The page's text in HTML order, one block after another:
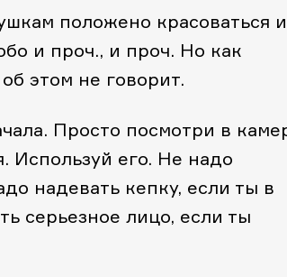
положено красоваться и
и проч., и проч. Но как
этом не говорит.
Просто посмотри в
Используй его. Не надо
надевать кепку, если ты в
серьезное лицо, если ты